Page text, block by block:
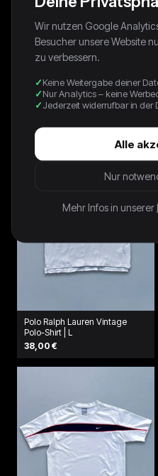
Nike Vintage T-Shirt | S
42,00 €
Polo Ralph Lauren Vintage
Polo-Shirt | L
38,00 €
Wir nutzen Google
Besucher unsere Website
zu verbessern.
Keine Weitergabe deiner
Nur Analytics – keine
Jederzeit widerrufbar in
Alle
Nur
Mehr Infos in unserer